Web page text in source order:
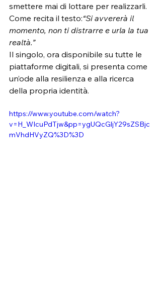
smettere mai di lottare per realizzarli.
Come recita il testo:“Si avvererà il
momento, non ti distrarre e urla la tua
realtà.”
Il singolo, ora disponibile su tutte le
piattaforme digitali, si presenta come
un’ode alla resilienza e alla ricerca
della propria identità.
https://www.youtube.com/watch?
v=H_WIcuPdTjw&pp=ygUQcGljY29sZSBjc
mVhdHVyZQ%3D%3D